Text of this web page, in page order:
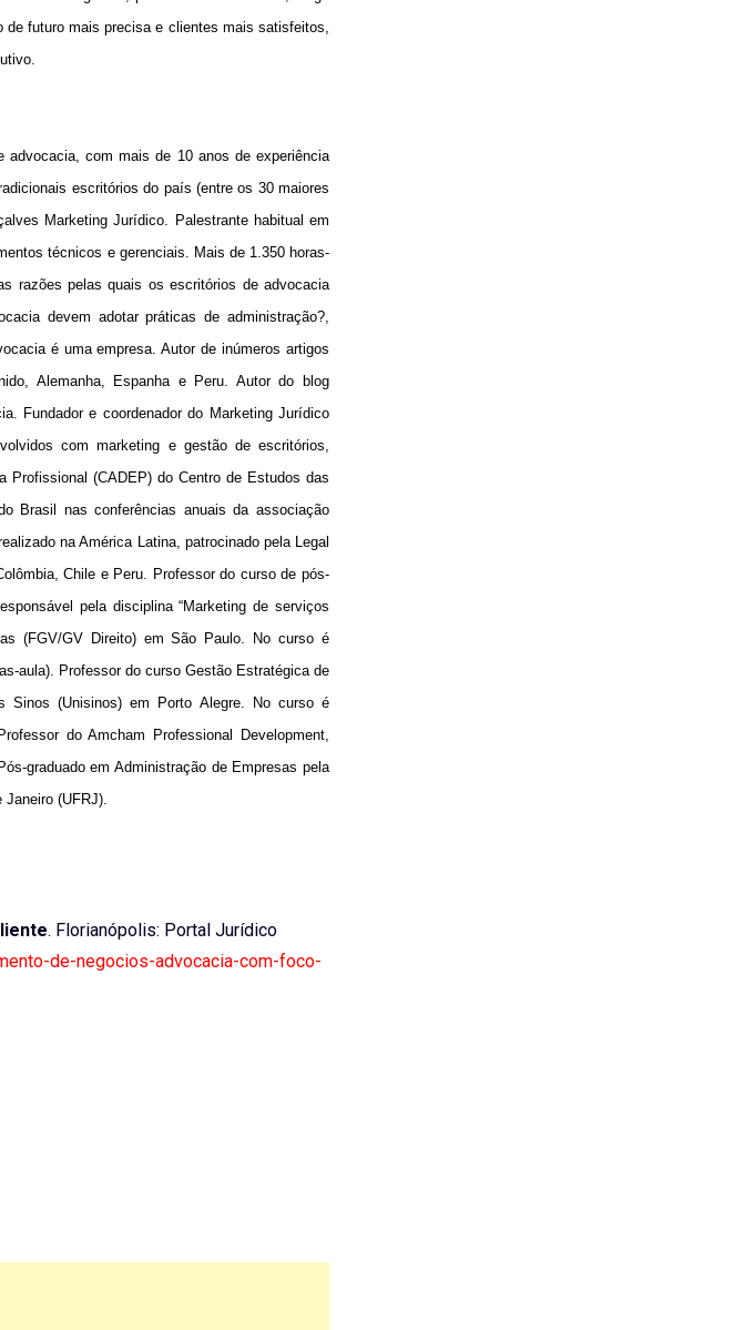
futuro mais precisa e clientes mais satisfeitos,
advocacia, com mais de 10 anos de experiência
escritórios do país (entre os 30 maiores
Marketing Jurídico. Palestrante habitual em
técnicos e gerenciais. Mais de 1.350 horas-
razões pelas quais os escritórios de advocacia
devem adotar práticas de administração?,
é uma empresa. Autor de inúmeros artigos
Alemanha, Espanha e Peru. Autor do blog
Fundador e coordenador do Marketing Jurídico
com marketing e gestão de escritórios,
Profissional (CADEP) do Centro de Estudos das
Brasil nas conferências anuais da associação
na América Latina, patrocinado pela Legal
Chile e Peru. Professor do curso de pós-
pela disciplina “Marketing de serviços
(FGV/GV Direito) em São Paulo. No curso é
aula). Professor do curso Gestão Estratégica de
Sinos (Unisinos) em Porto Alegre. No curso é
do Amcham Professional Development,
graduado em Administração de Empresas pela
(UFRJ).
. Florianópolis: Portal Jurídico
de-negocios-advocacia-com-foco-